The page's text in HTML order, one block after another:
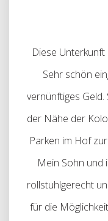
Diese
Sehr schön
vernünftiges Geld.
der Nähe der
Parken im Hof
Mein Sohn und
rollstuhlgerecht
für die